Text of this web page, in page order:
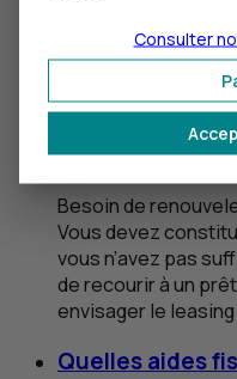
Location ou
différences ?
3min
Besoin de
Vous devez
vous n’avez pas
de recourir à un
envisager le leasing
Quelles aides
Consulter